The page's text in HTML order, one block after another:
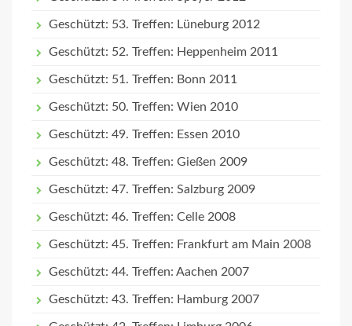
Geschützt: 53. Treffen: Lüneburg 2012
Geschützt: 52. Treffen: Heppenheim 2011
Geschützt: 51. Treffen: Bonn 2011
Geschützt: 50. Treffen: Wien 2010
Geschützt: 49. Treffen: Essen 2010
Geschützt: 48. Treffen: Gießen 2009
Geschützt: 47. Treffen: Salzburg 2009
Geschützt: 46. Treffen: Celle 2008
Geschützt: 45. Treffen: Frankfurt am Main 2008
Geschützt: 44. Treffen: Aachen 2007
Geschützt: 43. Treffen: Hamburg 2007